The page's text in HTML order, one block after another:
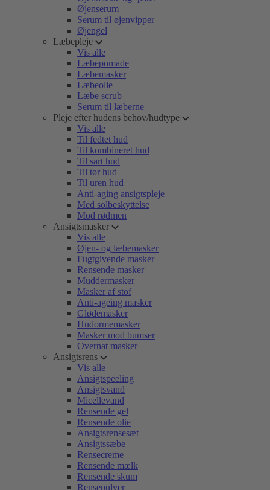
Øjenserum
Serum til øjenvipper
Øjengel
Læbepleje
Vis alle
Læbepomade
Læbemasker
Læbeolie
Læbe scrub
Serum til læberne
Pleje efter hudens behov/hudtype
Vis alle
Til fedtet hud
Til kombineret hud
Til sart hud
Til tør hud
Til uren hud
Anti-aging ansigtspleje
Med solbeskyttelse
Mod rødmen
Ansigtsmasker
Vis alle
Øjen- og læbemasker
Fugtgivende masker
Rensende masker
Muddermasker
Masker af stof
Anti-ageing masker
Glødemasker
Hudormemasker
Masker mod bumser
Overnat masker
Ansigtsrens
Vis alle
Ansigtspeeling
Ansigtsvand
Micellevand
Rensende gel
Rensende olie
Ansigtsrensesæt
Ansigtssæbe
Rensecreme
Rensende mælk
Rensende skum
Rensepulver